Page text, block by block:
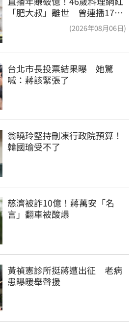
「肥大叔」離世 曾連播17小
(2026年08月06日)
台北市長投票結果曝　她驚
喊：蔣該緊張了
翁曉玲堅持刪凍行政院預算！
韓國瑜受不了
慈濟被詐10億！蔣萬安「名
言」翻車被酸爆
黃禎憲診所挺蔣遭出征　老病
患曝暖舉聲援